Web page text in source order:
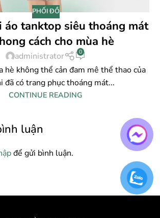
PHỐI ĐỒ
áo tanktop siêu thoáng mát
cách cho mùa hè
administrator 0
hè không thể cản đam mê thể thao của
đã có trang phục thoáng mát...
CONTINUE READING
luận
để gửi bình luận.